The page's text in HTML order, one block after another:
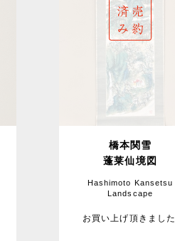
橋本関雪
蓬莱仙境図
Hashimoto Kansetsu
Landscape
お買い上げ頂きました